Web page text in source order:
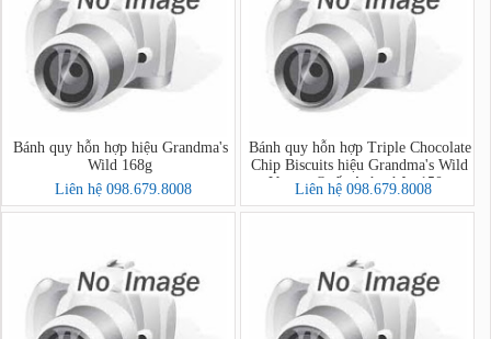
Bánh quy hỗn hợp hiệu Grandma's
Wild 168g
Liên hệ 098.679.8008
Bánh quy hỗn hợp Triple Chocolate
Chip Biscuits hiệu Grandma's Wild
Vương Quốc Anh - hộp 150g
Liên hệ 098.679.8008